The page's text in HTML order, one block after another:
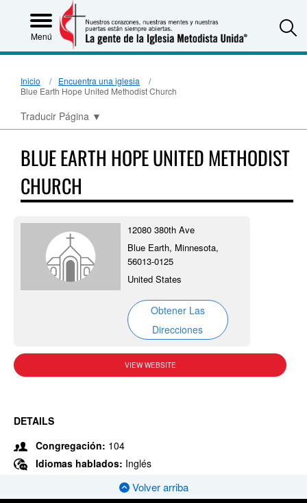
Menú
Inicio
Encuentra una iglesia
Blue Earth Hope United Methodist Church
Traducir Página ▼
BLUE EARTH HOPE UNITED METHODIST
CHURCH
12080 380th Ave
Blue Earth, Minnesota,
56013-0125
United States
Obtener Las
Direcciones
VIEW WEBSITE
DETAILS
Congregación: 104
Idiomas hablados: Inglés
Volver arriba